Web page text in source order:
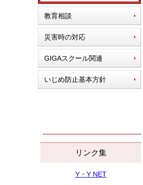
教育相談
災害時の対応
GIGAスクール関連
いじめ防止基本方針
リンク集
Y・Y NET